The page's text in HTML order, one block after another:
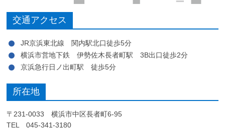
交通アクセス
JR京浜東北線 関内駅北口徒歩5分
横浜市営地下鉄 伊勢佐木長者町駅 3B出口徒歩2分
京浜急行日ノ出町駅 徒歩5分
所在地
〒231-0033 横浜市中区長者町6-95
TEL 045-341-3180